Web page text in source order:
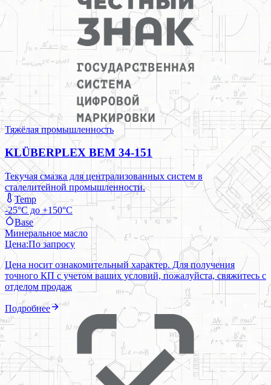
Тяжёлая промышленность
KLÜBERPLEX BEM 34-151
Текучая смазка для централизованных систем в
сталелитейной промышленности.
Temp
-25°C до +150°C
Base
Минеральное масло
Цена:По запросу
Цена носит ознакомительный характер. Для получения
точного КП с учетом ваших условий, пожалуйста, свяжитесь с
отделом продаж
Подробнее